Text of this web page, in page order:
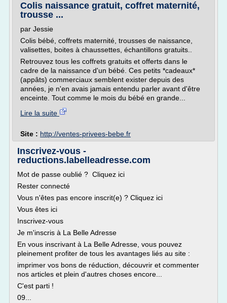
Colis naissance gratuit, coffret maternité,
trousse ...
par Jessie
Colis bébé, coffrets maternité, trousses de naissance,
valisettes, boites à chaussettes, échantillons gratuits..
Retrouvez tous les coffrets gratuits et offerts dans le
cadre de la naissance d'un bébé. Ces petits *cadeaux*
(appâts) commerciaux semblent exister depuis des
années, je n'en avais jamais entendu parler avant d'être
enceinte. Tout comme le mois du bébé en grande...
Lire la suite
Site : http://ventes-privees-bebe.fr
Inscrivez-vous -
reductions.labelleadresse.com
Mot de passe oublié ? Cliquez ici
Rester connecté
Vous n'êtes pas encore inscrit(e) ? Cliquez ici
Vous êtes ici
Inscrivez-vous
Je m'inscris à La Belle Adresse
En vous inscrivant à La Belle Adresse, vous pouvez
pleinement profiter de tous les avantages liés au site :
imprimer vos bons de réduction, découvrir et commenter
nos articles et plein d'autres choses encore...
C'est parti !
09...